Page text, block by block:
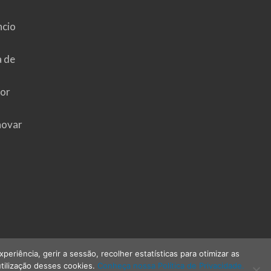
de
gerir a sessão, recolher estatísticas para otimizar as
desses cookies. Conheça nossa Política de Privacidade.